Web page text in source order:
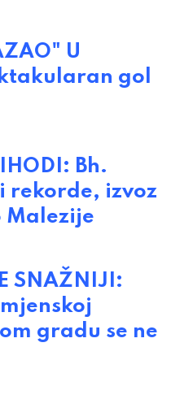
U
gol
Bh.
rekorde, izvoz
Malezije
SNAŽNIJI:
gradu se ne